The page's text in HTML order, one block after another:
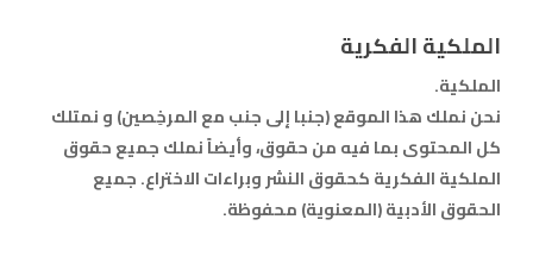
الملكية الفكرية
الملكية.
نحن نملك هذا الموقع (جنبا إلى جنب مع المرخِصين) و نمتلك
كل المحتوى بما فيه من حقوق، وأيضاً نملك جميع حقوق
الملكية الفكرية كحقوق النشر وبراءات الاختراع. جميع
الحقوق الأدبية (المعنوية) محفوظة.